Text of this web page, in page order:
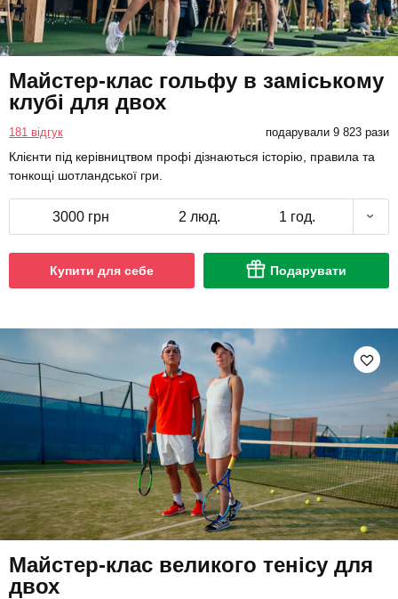
Майстер-клас гольфу в заміському
клубі для двох
181 відгук подарували 9 823 рази
Клієнти під керівництвом профі дізнаються історію, правила та
тонкощі шотландської гри.
3000 грн 2 люд. 1 год.
Купити для себе Подарувати
Майстер-клас великого тенісу для
двох